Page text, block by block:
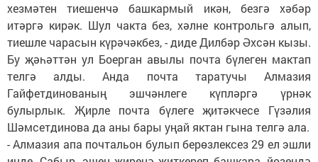
хезмәтен тиешенчә башкармый икән, безгә хәбәр
итәргә кирәк. Шул чакта без, хәлне контрольгә алып,
тиешле чарасын күрәчәкбез, - диде Дилбәр Әхсән кызы.
Бу җәһәттән ул Боерган авылы почта бүлеген мактап
телгә алды. Анда почта таратучы Алмазия
Гайфетдинованың эшчәнлеге күпләргә үрнәк
булырлык. Җирле почта бүлеге җитәкчесе Гүзәлия
Шәмсетдинова да аны бары уңай яктан гына телгә ала.
- Алмазия апа почтальон булып берөзлексез 29 ел эшли